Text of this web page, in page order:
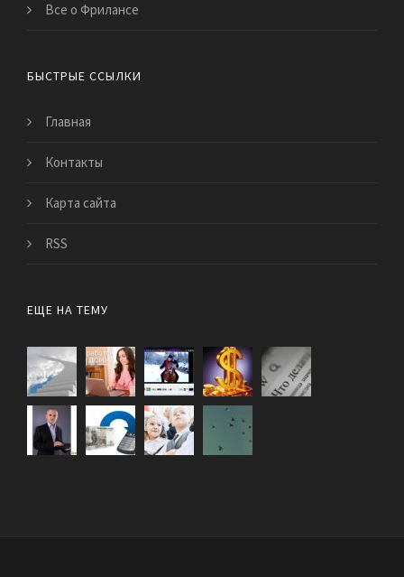
Все о Фрилансе
БЫСТРЫЕ ССЫЛКИ
Главная
Контакты
Карта сайта
RSS
ЕЩЕ НА ТЕМУ